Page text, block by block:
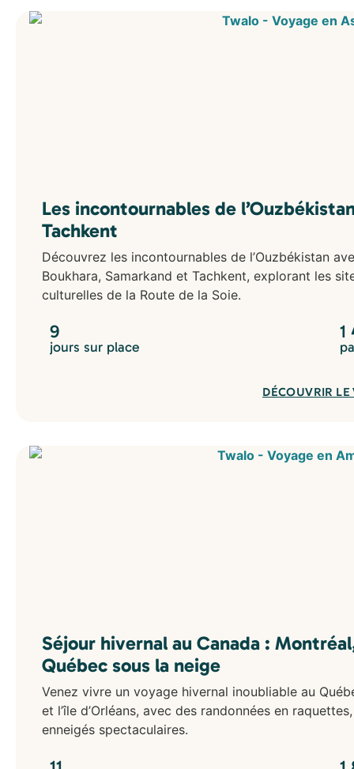
Les incontournables de
Tachkent
Découvrez les incontournables de l’Ouzbékistan
Boukhara, Samarkand et Tachkent, explorant les
culturelles de la Route de la Soie.
9
jours sur place
1
DÉCOUVRIR LE
Séjour hivernal au Canada :
Québec sous la neige
Venez vivre un voyage hivernal inoubliable au
et l’île d’Orléans, avec des randonnées en
enneigés spectaculaires.